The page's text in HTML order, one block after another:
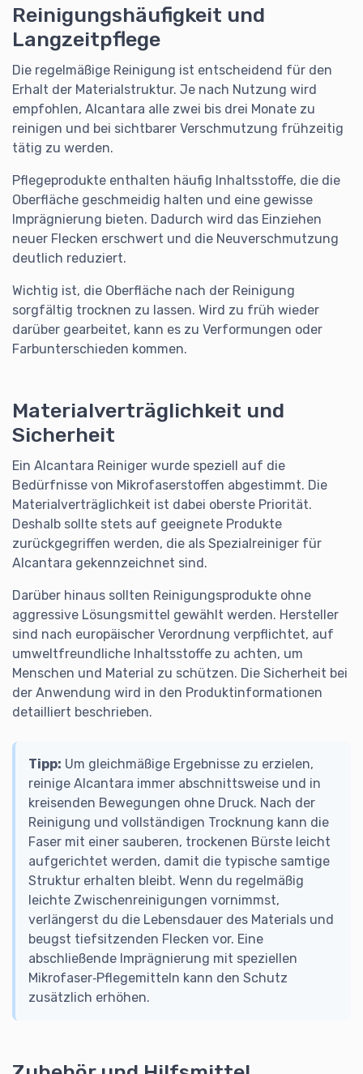
Reinigungshäufigkeit und
Langzeitpflege
Die regelmäßige Reinigung ist entscheidend für den
Erhalt der Materialstruktur. Je nach Nutzung wird
empfohlen, Alcantara alle zwei bis drei Monate zu
reinigen und bei sichtbarer Verschmutzung frühzeitig
tätig zu werden.
Pflegeprodukte enthalten häufig Inhaltsstoffe, die die
Oberfläche geschmeidig halten und eine gewisse
Imprägnierung bieten. Dadurch wird das Einziehen
neuer Flecken erschwert und die Neuverschmutzung
deutlich reduziert.
Wichtig ist, die Oberfläche nach der Reinigung
sorgfältig trocknen zu lassen. Wird zu früh wieder
darüber gearbeitet, kann es zu Verformungen oder
Farbunterschieden kommen.
Materialverträglichkeit und
Sicherheit
Ein Alcantara Reiniger wurde speziell auf die
Bedürfnisse von Mikrofaserstoffen abgestimmt. Die
Materialverträglichkeit ist dabei oberste Priorität.
Deshalb sollte stets auf geeignete Produkte
zurückgegriffen werden, die als Spezialreiniger für
Alcantara gekennzeichnet sind.
Darüber hinaus sollten Reinigungsprodukte ohne
aggressive Lösungsmittel gewählt werden. Hersteller
sind nach europäischer Verordnung verpflichtet, auf
umweltfreundliche Inhaltsstoffe zu achten, um
Menschen und Material zu schützen. Die Sicherheit bei
der Anwendung wird in den Produktinformationen
detailliert beschrieben.
Tipp: Um gleichmäßige Ergebnisse zu erzielen,
reinige Alcantara immer abschnittsweise und in
kreisenden Bewegungen ohne Druck. Nach der
Reinigung und vollständigen Trocknung kann die
Faser mit einer sauberen, trockenen Bürste leicht
aufgerichtet werden, damit die typische samtige
Struktur erhalten bleibt. Wenn du regelmäßig
leichte Zwischenreinigungen vornimmst,
verlängerst du die Lebensdauer des Materials und
beugst tiefsitzenden Flecken vor. Eine
abschließende Imprägnierung mit speziellen
Mikrofaser‑Pflegemitteln kann den Schutz
zusätzlich erhöhen.